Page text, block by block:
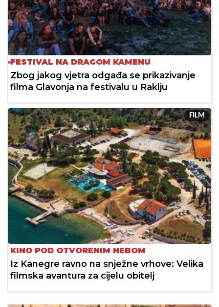
FESTIVAL NA DRAGOM KAMENU
Zbog jakog vjetra odgađa se prikazivanje
filma Glavonja na festivalu u Raklju
FILM
KINO POD OTVORENIM NEBOM
Iz Kanegre ravno na snježne vrhove: Velika
filmska avantura za cijelu obitelj